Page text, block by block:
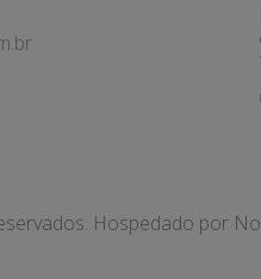
Hospedado por